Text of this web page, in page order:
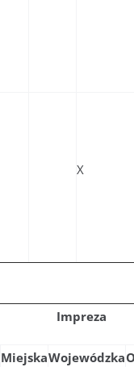
X
Impreza
MiejskaWojewódzka